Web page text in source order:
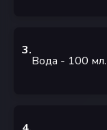
3.
Вода - 100 мл.